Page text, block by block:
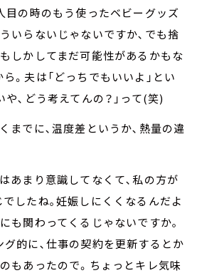
目の時のもう使ったベビーグッズ
いらないじゃないですか､でも捨
しかしてまだ可能性があるかもな
。夫は「どっちでもいいよ」とい
や､どう考えてんの？」って(笑)
までに､温度差というか､熱量の違
あまり意識してなくて､私の方が
したね｡妊娠しにくくなるんだよ
も関わってくるじゃないですか｡
的に､仕事の契約を更新するとか
もあったので。ちょっとキレ気味